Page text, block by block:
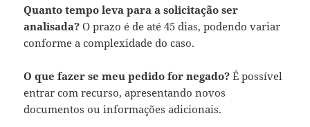
Quanto tempo leva para a solicitação ser
analisada? O prazo é de até 45 dias, podendo variar
conforme a complexidade do caso.
O que fazer se meu pedido for negado? É possível
entrar com recurso, apresentando novos
documentos ou informações adicionais.